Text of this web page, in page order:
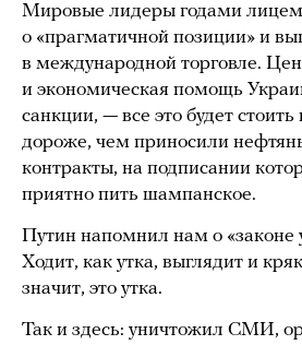
Мировые лидеры годами
о «прагматичной позиции» и
в международной торговле.
и экономическая помощь
санкции, — все это будет стоить
дороже, чем приносили
контракты, на подписании
приятно пить шампанское.
Путин напомнил нам о «законе
Ходит, как утка, выглядит и
значит, это утка.
Так и здесь: уничтожил СМИ,